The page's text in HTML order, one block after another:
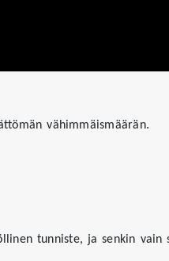
vähimmäismäärän.
tunniste, ja senkin